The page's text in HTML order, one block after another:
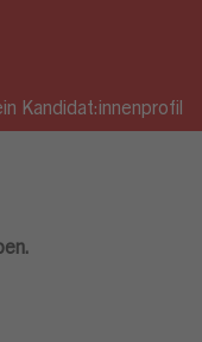
Kandidat:innenprofil